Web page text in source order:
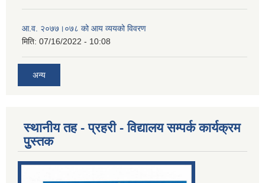
आ.व. २०७७।०७८ को आय व्ययको विवरण
मिति: 07/16/2022 - 10:08
अन्य
स्थानीय तह - प्रहरी - विद्यालय सम्पर्क कार्यक्रम
पुुस्तक